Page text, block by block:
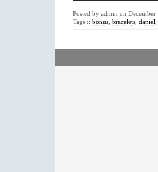
Posted by admin on
Tags :: bonus bracelets daniel